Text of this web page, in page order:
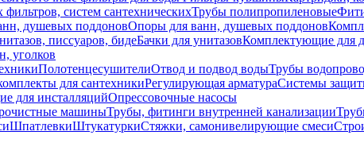
систем сантехническихТрубы полипропиленовые
душевых поддоновОпоры для ванн, душевых поддонов
писсуаров, бидеБачки для унитазовКомплектующие для
уголков
ПолотенцесушителиОтвод и подвод водыТрубы
для сантехникиРегулирующая арматураСистемы
для инсталляцийОпрессовочные насосы
машиныТрубы, фитинги внутренней канализации
ШпатлевкиШтукатуркиСтяжки, самонивелирующие смеси